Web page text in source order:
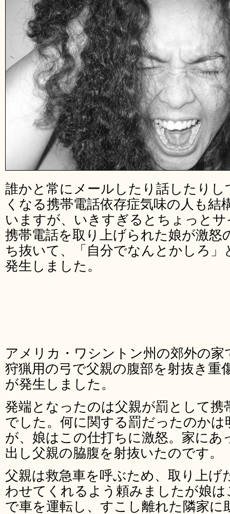
誰かと常にメールしたり話したり
くなる携帯電話依存症気味の人も
いますが、いきすぎるとちょっと
携帯電話を取り上げられた娘が激怒
ち抜いて、「自分でなんとかしろ
発生しました。
アメリカ・ワシントン州の郊外の
狩猟用の弓で父親の腹部を射抜き重
が発生しました。
発端となったのは父親が罰として携
でした。何に関する罰だったのか
が、娘はこの仕打ちに激怒。家にあ
出し父親の脇腹を射抜いたのです。
父親は救急車を呼ぶため、取り上げ
わせてくれるよう頼みましたが娘
で車を運転し、すこし離れた隣家に